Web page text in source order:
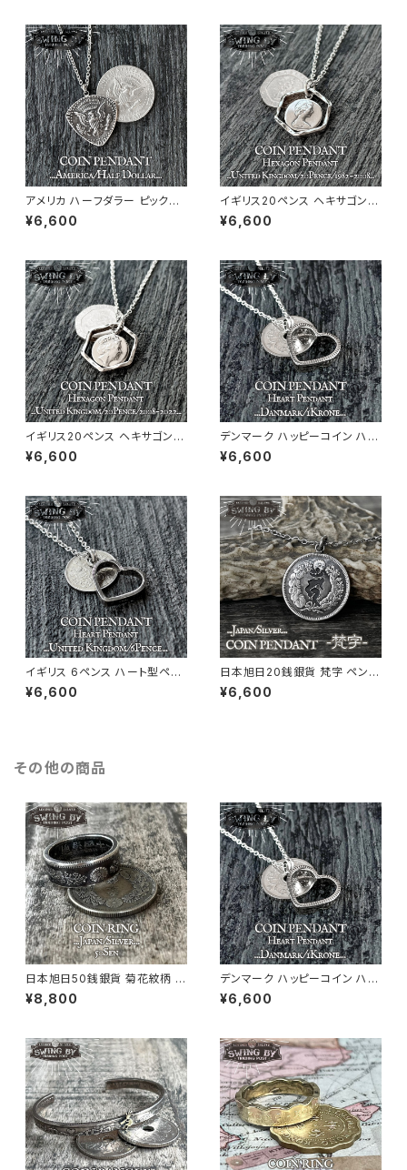
アメリカ ハーフダラー ピック型
ペンダント+ネックレス
¥6,600
イギリス20ペンス ヘキサゴンペ
ンダント+ネックレス 1982年〜
2008年 テューダーローズ柄
¥6,600
イギリス20ペンス ヘキサゴンペ
ンダント+ネックレス 2008年〜
2022年 国章柄
¥6,600
デンマーク ハッピーコイン ハー
ト型ペンダント+ネックレス
¥6,600
イギリス 6ペンス ハート型ペン
ダント+ネックレス
¥6,600
日本旭日20銭銀貨 梵字 ペンダ
ント
¥6,600
その他の商品
日本旭日50銭銀貨 菊花紋柄 コ
インリング
¥8,800
デンマーク ハッピーコイン ハー
ト型ペンダント+ネックレス
¥6,600